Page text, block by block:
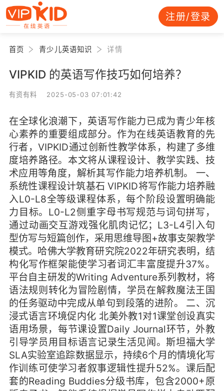
注册/登录
首页 青少儿英语知识 详情
VIPKID 的英语写作技巧如何培养？
有资有料 2025-05-03 07:01:42
在全球化浪潮下，英语写作能力已成为青少年核
心素养的重要组成部分。作为在线英语教育的先
行者，VIPKID通过创新性教学体系，构建了多维
度培养路径。本文将从课程设计、教学实践、技
术应用等角度，解析其写作能力培养机制。 一、
系统性课程设计筑基石 VIPKID将写作能力培养融
入L0-L8全等级课程体系，每个阶段设置明确能
力目标。L0-L2侧重字母书写规范与词句拼写，
通过动画交互游戏强化肌肉记忆；L3-L4引入句
型仿写与短篇创作，采用思维导图+故事支架教学
模式。哈佛大学教育研究院2022年研究表明，结
构化写作框架能使学习者词汇丰富度提升37%。
平台自主研发的Writing Adventure系列教材，将
语法规则转化为冒险剧情，学员在解救魔法王国
的任务驱动中完成从单句到段落的进阶。 二、沉
浸式语言环境促内化 北美外教1对1课堂创设真实
语用场景，每节课设置Daily Journal环节，外教
引导学员用目标语言记录生活见闻。斯坦福大学
SLA实验室追踪数据显示，持续6个月的情境化写
作训练可使学习者叙事逻辑性提升52%。课后配
套的Reading Buddies分级书库，包含2000+原